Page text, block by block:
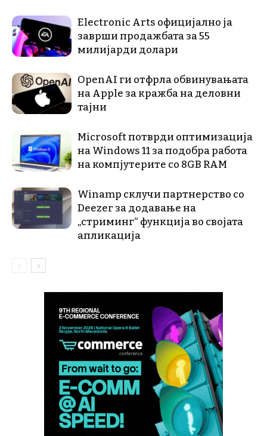
Electronic Arts официјално ја
заврши продажбата за 55
милијарди долари
OpenAI ги отфрла обвинувањата
на Apple за кражба на деловни
тајни
Microsoft потврди оптимизација
на Windows 11 за подобра работа
на компјутерите со 8GB RAM
Winamp склучи партнерство со
Deezer за додавање на
„стриминг“ функција во својата
апликација